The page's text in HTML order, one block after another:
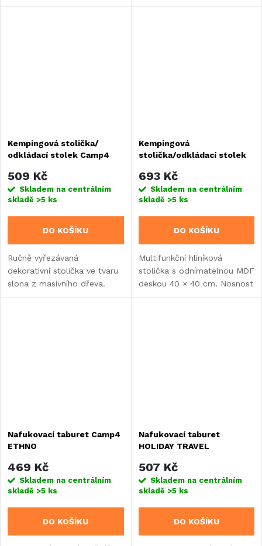
45 cm a nosností 150 kg.
sedákem. Nosnost 110 kg,
Kempingová stolička/
odkládací stolek Camp4
509 Kč
Skladem na centrálním
skladě >5 ks
DO KOŠÍKU
Ručně vyřezávaná
dekorativní stolička ve tvaru
slona z masivního dřeva.
Zdobená mosazným
Kempingová
stolička/odkládací stolek
693 Kč
Skladem na centrálním
skladě >5 ks
DO KOŠÍKU
Multifunkční hliníková
stolička s odnímatelnou MDF
deskou 40 × 40 cm. Nosnost
sedáku 100 kg, stolku 30 kg.
Nafukovací taburet Camp4
ETHNO
469 Kč
Skladem na centrálním
skladě >5 ks
DO KOŠÍKU
Nafukovací taburet
HOLIDAY TRAVEL
507 Kč
Skladem na centrálním
skladě >5 ks
DO KOŠÍKU